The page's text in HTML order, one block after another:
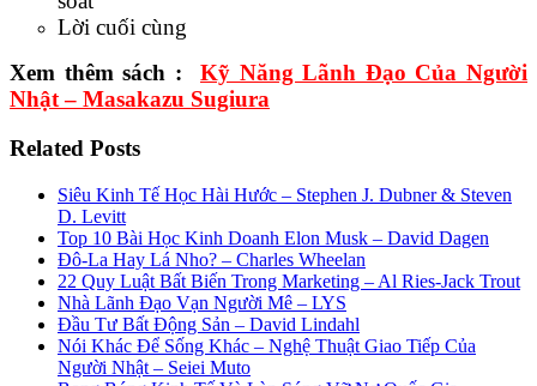
Lời cuối cùng
Xem thêm sách :
Kỹ Năng Lãnh Đạo Của Người
Nhật – Masakazu Sugiura
Related Posts
Siêu Kinh Tế Học Hài Hước – Stephen J. Dubner & Steven
D. Levitt
Top 10 Bài Học Kinh Doanh Elon Musk – David Dagen
Đô-La Hay Lá Nho? – Charles Wheelan
22 Quy Luật Bất Biến Trong Marketing – Al Ries-Jack Trout
Nhà Lãnh Đạo Vạn Người Mê – LYS
Đầu Tư Bất Động Sản – David Lindahl
Nói Khác Để Sống Khác – Nghệ Thuật Giao Tiếp Của
Người Nhật – Seiei Muto